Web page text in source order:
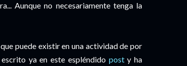
Aunque no necesariamente tenga la
puede existir en una actividad de por
ya en este espléndido posty ha